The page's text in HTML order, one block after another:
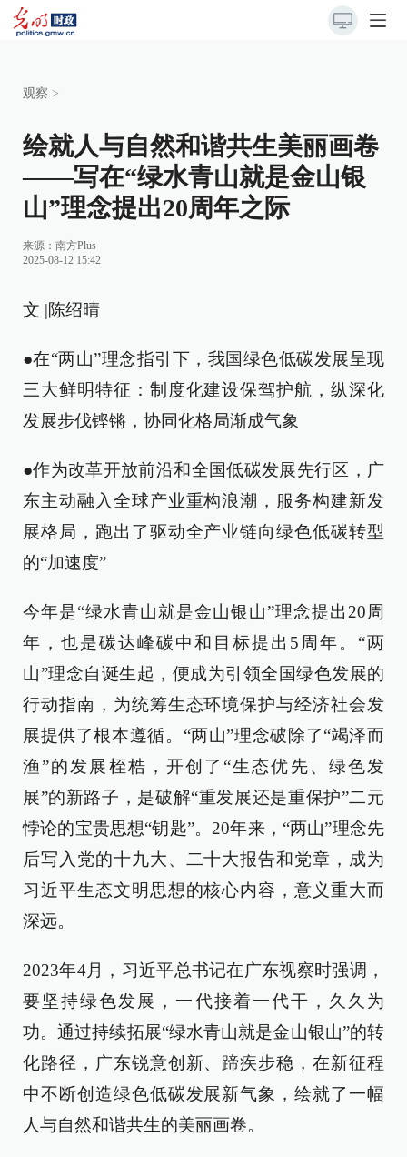
观察 >
绘就人与自然和谐共生美丽画卷
——写在“绿水青山就是金山银
山”理念提出20周年之际
来源：南方Plus
2025-08-12 15:42
文 |陈绍晴
●在“两山”理念指引下，我国绿色低碳发展呈现
三大鲜明特征：制度化建设保驾护航，纵深化
发展步伐铿锵，协同化格局渐成气象
●作为改革开放前沿和全国低碳发展先行区，广
东主动融入全球产业重构浪潮，服务构建新发
展格局，跑出了驱动全产业链向绿色低碳转型
的“加速度”
今年是“绿水青山就是金山银山”理念提出20周
年，也是碳达峰碳中和目标提出5周年。“两
山”理念自诞生起，便成为引领全国绿色发展的
行动指南，为统筹生态环境保护与经济社会发
展提供了根本遵循。“两山”理念破除了“竭泽而
渔”的发展桎梏，开创了“生态优先、绿色发
展”的新路子，是破解“重发展还是重保护”二元
悖论的宝贵思想“钥匙”。20年来，“两山”理念先
后写入党的十九大、二十大报告和党章，成为
习近平生态文明思想的核心内容，意义重大而
深远。
2023年4月，习近平总书记在广东视察时强调，
要坚持绿色发展，一代接着一代干，久久为
功。通过持续拓展“绿水青山就是金山银山”的转
化路径，广东锐意创新、蹄疾步稳，在新征程
中不断创造绿色低碳发展新气象，绘就了一幅
人与自然和谐共生的美丽画卷。